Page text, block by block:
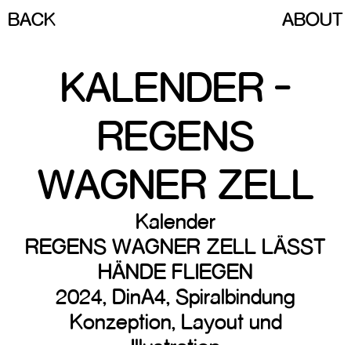
BACK ABOUT
KALENDER -
REGENS
WAGNER ZELL
Kalender
REGENS WAGNER ZELL LÄSST
HÄNDE FLIEGEN
2024, DinA4, Spiralbindung
Konzeption, Layout und